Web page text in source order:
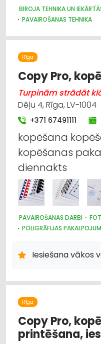
Foto pakalpojumi
Agroķīmija,
Apģērbi: tirdzniecība
BIROJA TEHNIKA UN
PAVAIROŠANAS TEHNIKA
Rīga
Copy Pro,
Turpinām strādāt
Dēļu 4, Rīga, LV-1004
+371 67491111
kopēšana
kopēšanas
diennakts
PAVAIROŠANAS DARBI
POLIGRĀFIJAS
Iesiešana vākos
Rīga
Copy Pro,
printēšana,